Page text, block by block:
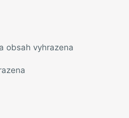
obsah vyhrazena